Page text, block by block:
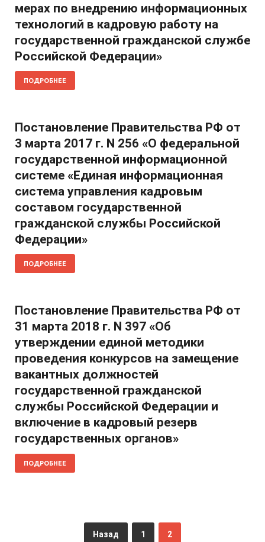
мерах по внедрению информационных
технологий в кадровую работу на
государственной гражданской службе
Российской Федерации»
ПОДРОБНЕЕ
Постановление Правительства РФ от
3 марта 2017 г. N 256 «О федеральной
государственной информационной
системе «Единая информационная
система управления кадровым
составом государственной
гражданской службы Российской
Федерации»
ПОДРОБНЕЕ
Постановление Правительства РФ от
31 марта 2018 г. N 397 «Об
утверждении единой методики
проведения конкурсов на замещение
вакантных должностей
государственной гражданской
службы Российской Федерации и
включение в кадровый резерв
государственных органов»
ПОДРОБНЕЕ
Назад 1 2